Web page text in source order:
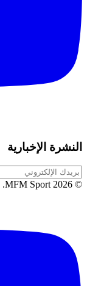
النشرة الإخبارية
©
2026